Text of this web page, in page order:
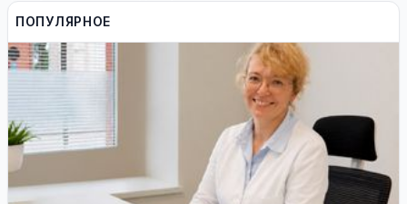
к информационным
системам медиков
автомобилей
ПОПУЛЯРНОЕ